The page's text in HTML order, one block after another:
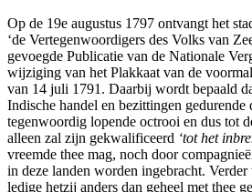
Op de 19e augustus 1797 ontvangt het
‘de Vertegenwoordigers des Volks van
gevoegde Publicatie van de Nationale
wijziging van het Plakkaat van de
van 14 juli 1791. Daarbij wordt bepaald
Indische handel en bezittingen gedurende
tegenwoordig lopende octrooi en dus tot
alleen zal zijn gekwalificeerd ‘tot het
vreemde thee mag, noch door
in deze landen worden ingebracht.
ledige hetzij anders dan geheel met thee